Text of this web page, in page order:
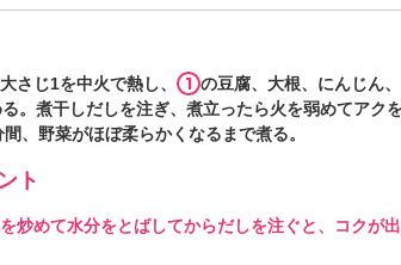
さじ1を中火で熱し、 1 の豆腐、大根、にんじん
。煮干しだしを注ぎ、煮立ったら火を弱めてアク
、野菜がほぼ柔らかくなるまで煮る。
ト
炒めて水分をとばしてからだしを注ぐと、コクが出